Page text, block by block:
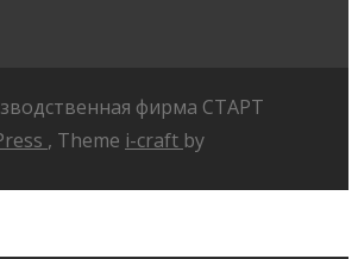
фирма СТАРТ
, Theme i-craft by